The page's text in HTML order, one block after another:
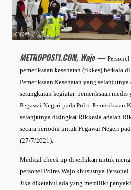
METROPOST1.COM, Wajo —
pemeriksaan kesehatan (rikkes) berkala
Pemeriksaan Kesehatan yang
serangkaian kegiatan pemeriksaan
Pegawai Negeri pada Polri. Pemeriksaan
selanjutnya disingkat Rikkesla adalah
secara periodik untuk Pegawai Negeri
(27/7/2021).
Medical check up diperlukan untuk
personel Polres Wajo khususnya Personel
Jika diketahui ada yang memiliki